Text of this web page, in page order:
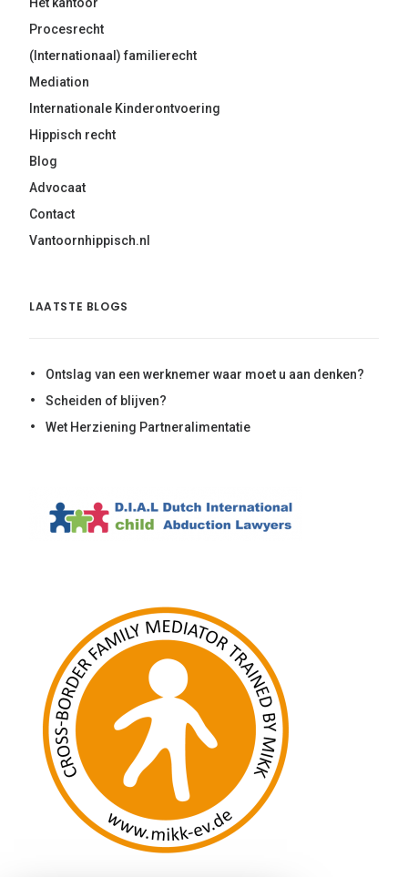
Procesrecht
(Internationaal) familierecht
Mediation
Internationale Kinderontvoering
Hippisch recht
Blog
Advocaat
Contact
Vantoornhippisch.nl
LAATSTE BLOGS
Ontslag van een werknemer waar moet u aan denken?
Scheiden of blijven?
Wet Herziening Partneralimentatie